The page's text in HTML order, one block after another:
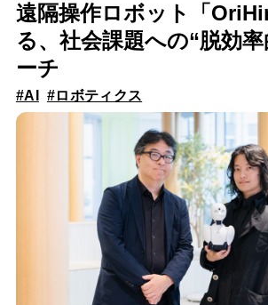
遠隔操作ロボット「
る、社会課題への“脱効
ーチ
#AI #ロボティクス